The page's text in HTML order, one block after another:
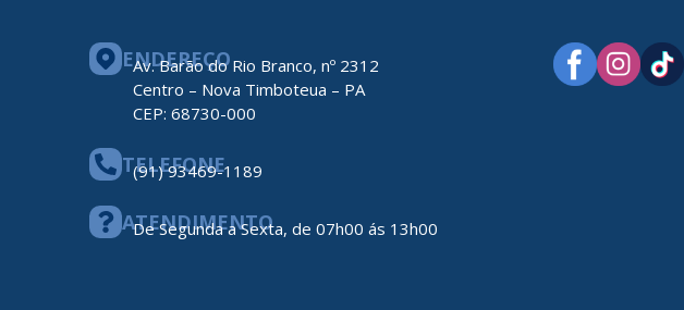
ENDEREÇO
Av. Barão do Rio Branco, nº 2312
Centro – Nova Timboteua – PA
CEP: 68730-000
TELEFONE
(91) 93469-1189
ATENDIMENTO
De Segunda a Sexta, de 07h00 ás 13h00